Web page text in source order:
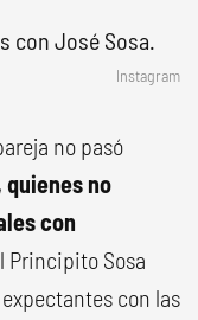
Instagram
no pasó
quienes no
con
Principito Sosa
con las